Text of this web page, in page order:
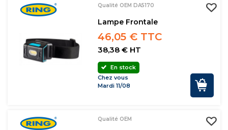
Qualité OEM DA5170
Lampe Frontale
46,05 € TTC
38,38 € HT
En stock
Chez vous
Mardi 11/08
Qualité OEM